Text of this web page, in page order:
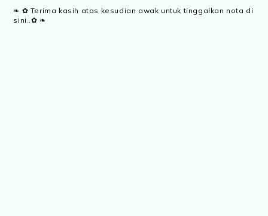
❧ ✿ Terima kasih atas kesudian awak untuk tinggalkan nota di
sini..✿ ❧